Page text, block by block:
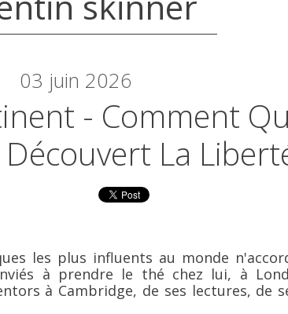
03 juin 2026
- Comment
La
les plus influents au monde
à prendre le thé chez lui, à
à Cambridge, de ses lectures, de